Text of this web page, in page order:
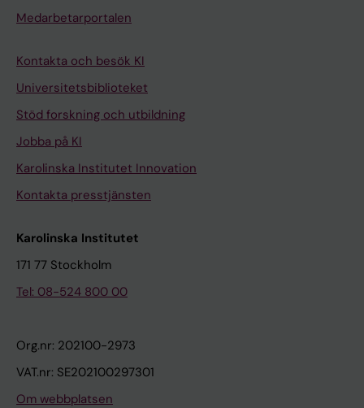
Medarbetarportalen
Kontakta och besök KI
Universitetsbiblioteket
Stöd forskning och utbildning
Jobba på KI
Karolinska Institutet Innovation
Kontakta presstjänsten
Karolinska Institutet
171 77 Stockholm
Tel: 08-524 800 00
Org.nr: 202100-2973
VAT.nr: SE202100297301
Om webbplatsen